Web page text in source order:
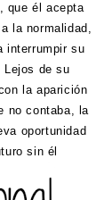
que él acepta
la normalidad,
interrumpir su
Lejos de su
la aparición
no contaba, la
oportunidad
sin él